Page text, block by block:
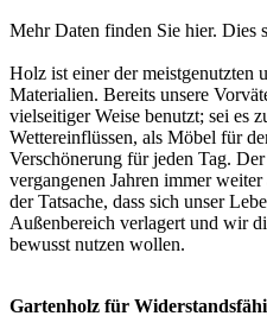
Mehr Daten finden Sie hier. Dies
Holz ist einer der meistgenutzten
Materialien. Bereits unsere
vielseitiger Weise benutzt; sei es
Wettereinflüssen, als Möbel für
Verschönerung für jeden Tag.
vergangenen Jahren immer
der Tatsache, dass sich unser
Außenbereich verlagert und wir
bewusst nutzen wollen.
Gartenholz für